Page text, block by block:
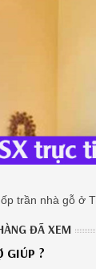
trần nhà gỗ ở
ĐÃ XEM
GIÚP ?